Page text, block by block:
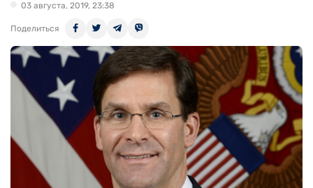
03 августа, 2019, 23:38
Поделиться